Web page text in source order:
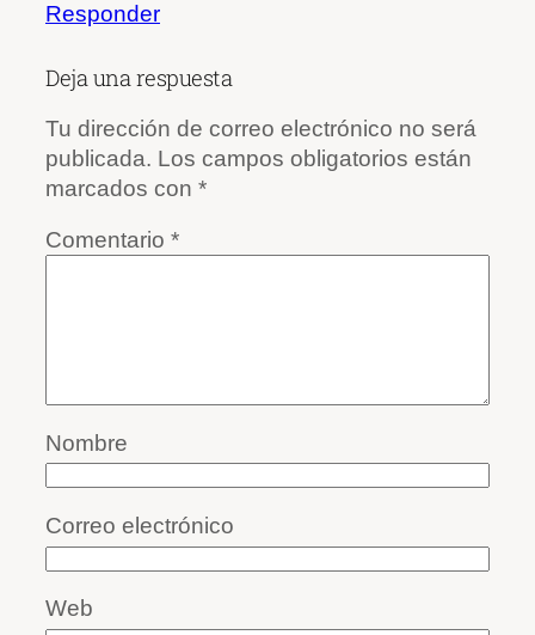
Responder
Deja una respuesta
Tu dirección de correo electrónico no será
publicada. Los campos obligatorios están
marcados con *
Comentario *
Nombre
Correo electrónico
Web